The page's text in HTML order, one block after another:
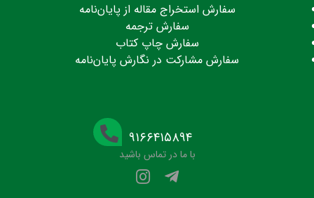
سفارش استخراج مقاله از پایان‌نامه
سفارش ترجمه
سفارش چاپ کتاب
سفارش مشارکت در نگارش پایان‌نامه
۹۱۶۶۴۱۵۸۹۴
با ما در تماس باشید